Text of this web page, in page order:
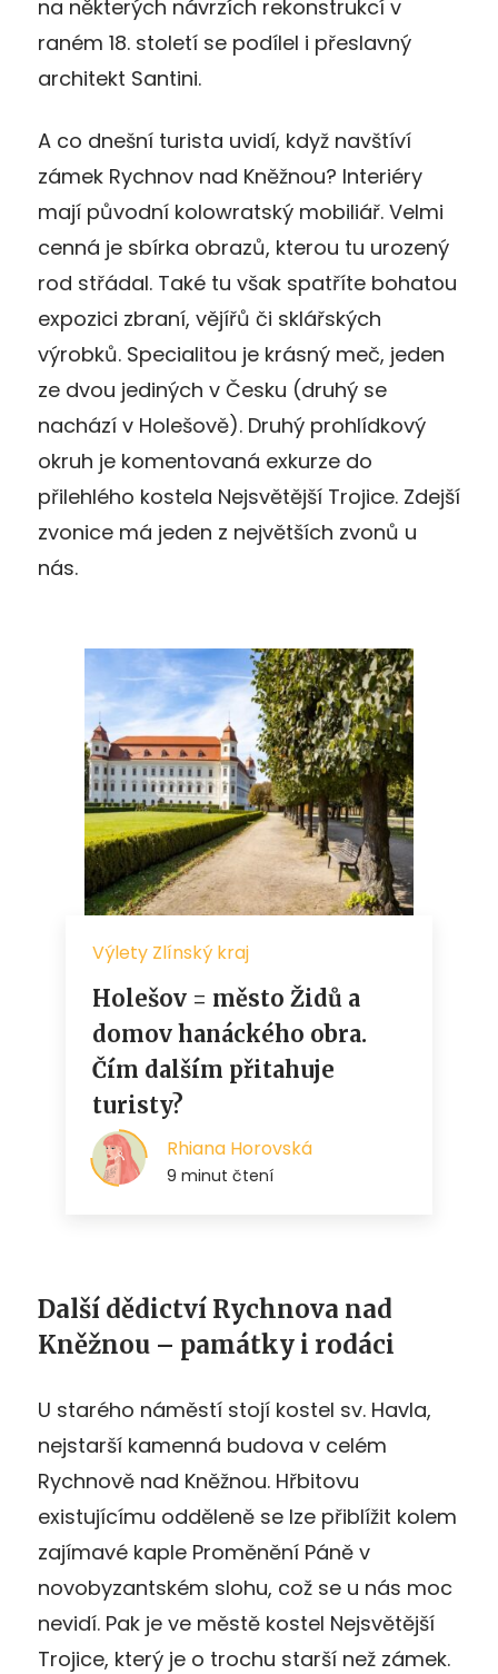
na některých návrzích rekonstrukcí v
raném 18. století se podílel i přeslavný
architekt Santini.
A co dnešní turista uvidí, když navštíví
zámek Rychnov nad Kněžnou? Interiéry
mají původní kolowratský mobiliář. Velmi
cenná je sbírka obrazů, kterou tu urozený
rod střádal. Také tu však spatříte bohatou
expozici zbraní, vějířů či sklářských
výrobků. Specialitou je krásný meč, jeden
ze dvou jediných v Česku (druhý se
nachází v Holešově). Druhý prohlídkový
okruh je komentovaná exkurze do
přilehlého kostela Nejsvětější Trojice. Zdejší
zvonice má jeden z největších zvonů u
nás.
Další dědictví Rychnova nad
Kněžnou – památky i rodáci
U starého náměstí stojí kostel sv. Havla,
nejstarší kamenná budova v celém
Rychnově nad Kněžnou. Hřbitovu
existujícímu odděleně se lze přiblížit kolem
zajímavé kaple Proměnění Páně v
novobyzantském slohu, což se u nás moc
nevidí. Pak je ve městě kostel Nejsvětější
Trojice, který je o trochu starší než zámek.